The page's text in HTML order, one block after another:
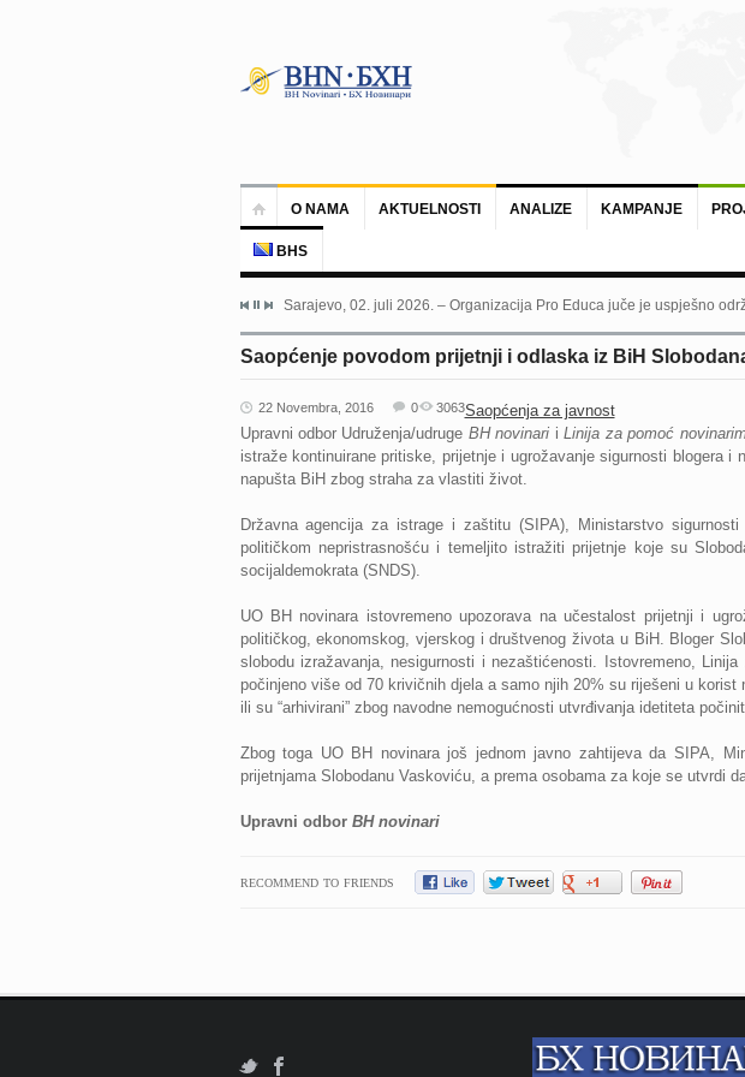
O NAMA AKTUELNOSTI ANALIZE KAMPANJE
BHS
Sarajevo, 02. juli 2026. – Organizacija Pro Educa juče je uspješno
Saopćenje povodom prijetnji i odlaska iz BiH
22 Novembra, 2016 Saopćenja za javnost
0 3063
Upravni odbor Udruženja/udruge BH novinari iLinija za pomoć
istraže kontinuirane pritiske, prijetnje i ugrožavanje sigurnosti blogera
napušta BiH zbog straha za vlastiti život.
Državna agencija za istrage i zaštitu (SIPA), Ministarstvo
političkom nepristrasnošću i temeljito istražiti prijetnje koje su
socijaldemokrata (SNDS).
UO BH novinara istovremeno upozorava na učestalost prijetnji i
političkog, ekonomskog, vjerskog i društvenog života u BiH. Bloger
slobodu izražavanja, nesigurnosti i nezaštićenosti. Istovremeno,
počinjeno više od 70 krivičnih djela a samo njih 20% su riješeni u
ili su “arhivirani” zbog navodne nemogućnosti utvrđivanja idetiteta
Zbog toga UO BH novinara još jednom javno zahtijeva da S IPA,
prijetnjama Slobodanu Vaskoviću, a prema osobama za koje se utvrdi
Upravni odbor BH novinari
RECOMMEND TO FRIENDS